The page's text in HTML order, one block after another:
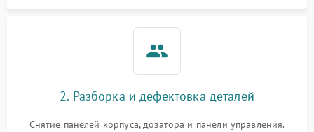
2. Разборка и дефектовка деталей
Снятие панелей корпуса, дозатора и панели управления.